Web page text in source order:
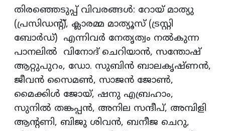
തിരഞ്ഞെടുപ്പ് വിവരങ്ങൾ: റോയ് മാത്യു
(പ്രസിഡന്റ്), ക്ലാരമ്മ മാത്യൂസ് (ട്രസ്റ്റി
ബോർഡ്) എന്നിവർ നേതൃത്വം നൽകുന്ന
പാനലിൽ വിനോദ് ചെറിയാൻ, സന്തോഷ്
ആറ്റുപുറം, ഡോ. സുബിൻ ബാലകൃഷ്ണൻ,
ജീവൻ സൈമൺ, സാജൻ ജോൺ,
മൈക്കിൾ ജോയ്, ഷനു എബ്രഹാം,
സുനിൽ തങ്കപ്പൻ, അനില സന്ദീപ്, അമ്പിളി
ആന്റണി, ബിജു ശിവൻ, ബനീജ ചെറു,